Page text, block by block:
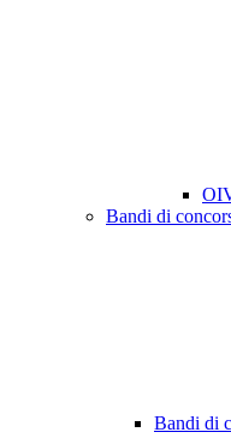
Bandi di
Bandi di